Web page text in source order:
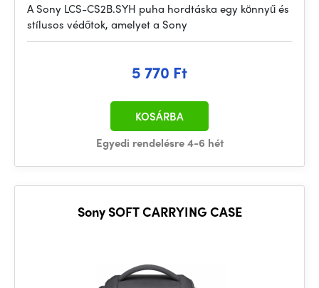
A Sony LCS-CS2B.SYH puha hordtáska egy könnyű és
stílusos védőtok, amelyet a Sony
5 770 Ft
Egyedi rendelésre 4-6 hét
KOSÁRBA
Sony SOFT CARRYING CASE